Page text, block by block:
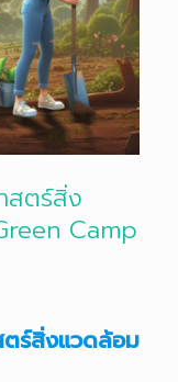
สตร์สิ่ง
Camp
ตร์สิ่งแวดล้อม